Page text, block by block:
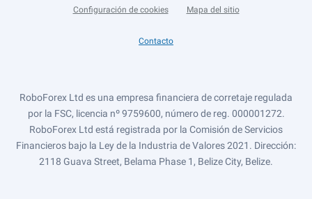
Configuración de cookies Mapa del sitio
Contacto
RoboForex Ltd es una empresa financiera de corretaje regulada
por la FSC, licencia nº 9759600, número de reg. 000001272.
RoboForex Ltd está registrada por la Comisión de Servicios
Financieros bajo la Ley de la Industria de Valores 2021. Dirección:
2118 Guava Street, Belama Phase 1, Belize City, Belize.